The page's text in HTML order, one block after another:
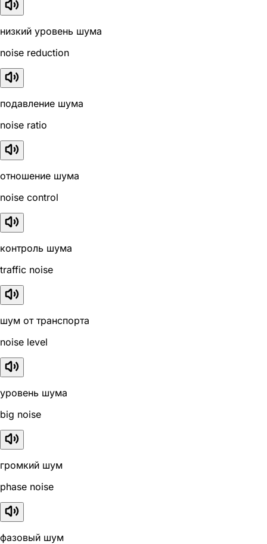
низкий уровень шума
noise reduction
подавление шума
noise ratio
отношение шума
noise control
контроль шума
traffic noise
шум от транспорта
noise level
уровень шума
big noise
громкий шум
phase noise
фазовый шум